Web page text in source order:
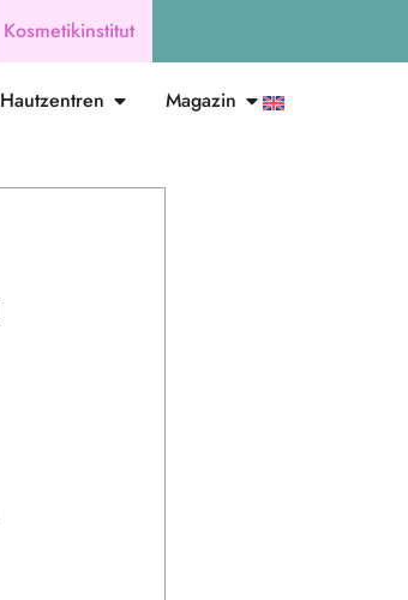
Kosmetikinstitut
Hautzentren Magazin